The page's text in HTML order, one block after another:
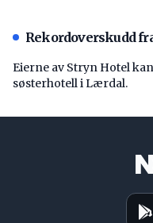
Rekordoverskudd
Eierne av Stryn Hotel
søsterhotell i Lærdal.